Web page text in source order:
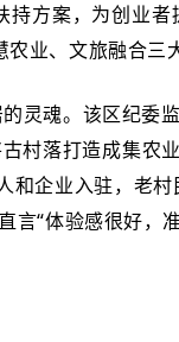
持方案，为创业
业、文旅融合三
灵魂。该区纪委
村落打造成集农
和企业入驻，老
“体验感很好，